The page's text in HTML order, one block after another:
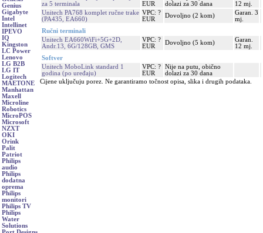
Genius
Gigabyte
Intel
Intellinet
IPEVO
IQ
Kingston
LC Power
Lenovo
LG B2B
LG IT
Logitech
MAETONE
Manhattan
Maxell
Microline
Robotics
MicroPOS
Microsoft
NZXT
OKI
Orink
Palit
Patriot
Philips
audio
Philips
dodatna
oprema
Philips
monitori
Philips TV
Philips
Water
Solutions
za 5 terminala
EUR
dolazi za 30 dana
12 mj.
Unitech PA768 komplet ručne trake
(PA435, EA660)
VPC: ?
EUR
Dovoljno (2 kom)
Garan. 3
mj.
Ručni terminali
Unitech EA660WiFi+5G+2D,
Andr.13, 6G/128GB, GMS
VPC: ?
EUR
Dovoljno (5 kom)
Garan.
12 mj.
Softver
Unitech MoboLink standard 1
godina (po uređaju)
VPC: ?
EUR
Nije na putu, obično
dolazi za 30 dana
Cijene uključuju porez. Ne garantiramo točnost opisa, slika i drugih podataka.